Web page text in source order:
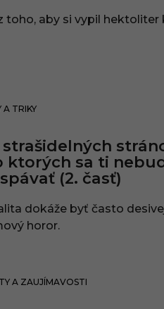
toho, aby si vypil hektoliter
A TRIKY
strašidelných
ktorých sa ti
(2. časť)
dokáže byť často
horor.
A ZAUJÍMAVOSTI